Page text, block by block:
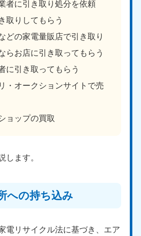
者に引き取り処分を依頼
取りしてもらう
どの家電量販店で引き取り
らお店に引き取ってもらう
に引き取ってもらう
・オークションサイトで売
ョップの買取
します。
への持ち込み
電リサイクル法に基づき、エア
休
関東
休
050-1881-5264
休 9:00〜19:00 年中無休